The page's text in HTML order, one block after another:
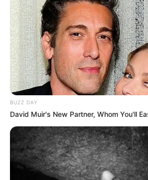
PEC 14: o que acontece
triênio e sexta-parte na
DESTAQUES DO MÊS
Prefeitura realiza a
história...
Agente de Saúde é
visitas que nunca
BUZZ DAY
David Muir's New Partner, Whom You'll